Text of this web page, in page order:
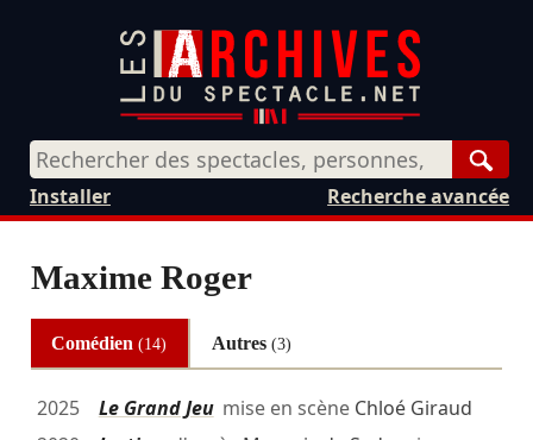
Recherche avancée
Installer
Maxime Roger
Comédien(14) Autres (3)
2025 Le Grand Jeumise en scène Chloé Giraud